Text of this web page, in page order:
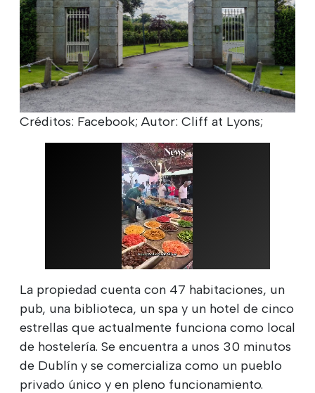
Créditos: Facebook; Autor: Cliff at Lyons;
La propiedad cuenta con 47 habitaciones, un
pub, una biblioteca, un spa y un hotel de cinco
estrellas que actualmente funciona como local
de hostelería. Se encuentra a unos 30 minutos
de Dublín y se comercializa como un pueblo
privado único y en pleno funcionamiento.